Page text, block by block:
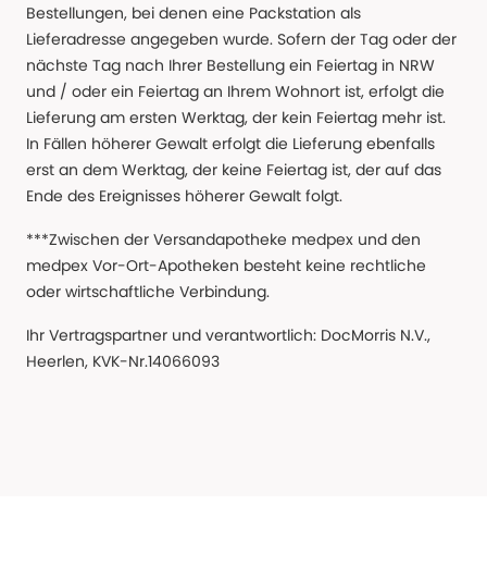
Bestellungen, bei denen eine Packstation als
Lieferadresse angegeben wurde. Sofern der Tag oder der
nächste Tag nach Ihrer Bestellung ein Feiertag in NRW
und / oder ein Feiertag an Ihrem Wohnort ist, erfolgt die
Lieferung am ersten Werktag, der kein Feiertag mehr ist.
In Fällen höherer Gewalt erfolgt die Lieferung ebenfalls
erst an dem Werktag, der keine Feiertag ist, der auf das
Ende des Ereignisses höherer Gewalt folgt.
***Zwischen der Versandapotheke medpex und den
medpex Vor-Ort-Apotheken besteht keine rechtliche
oder wirtschaftliche Verbindung.
Ihr Vertragspartner und verantwortlich: DocMorris N.V.,
Heerlen, KVK-Nr.14066093